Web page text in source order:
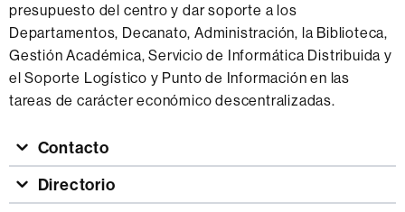
presupuesto del centro y dar soporte a los
Departamentos, Decanato, Administración, la Biblioteca,
Gestión Académica, Servicio de Informática Distribuida y
el Soporte Logístico y Punto de Información en las
tareas de carácter económico descentralizadas.
Contacto
Directorio